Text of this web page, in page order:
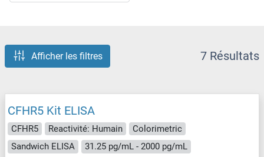
Afficher les filtres 7 Résultats
CFHR5 Kit ELISA
CFHR5 Reactivité: Humain
Colorimetric
Sandwich ELISA
31.25 pg/mL - 2000 pg/mL